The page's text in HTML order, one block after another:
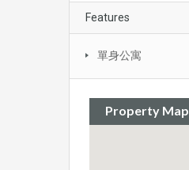
Features
單身公寓
Property Map